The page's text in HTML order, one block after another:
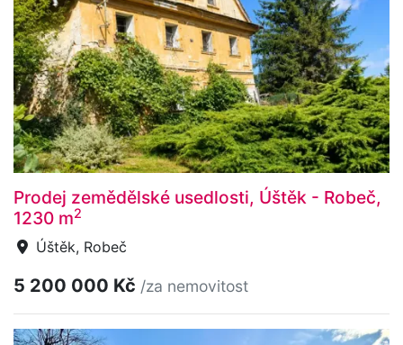
Prodej zemědělské usedlosti, Úštěk - Robeč,
1230 m2
Úštěk, Robeč
5 200 000 Kč /za nemovitost